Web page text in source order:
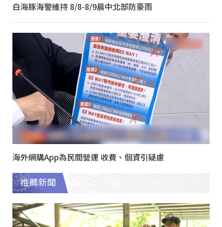
白海豚海警維持 8/8-8/9晨中北部防豪雨
海外網購App為民間營運 收費、個資引疑慮
推薦新聞